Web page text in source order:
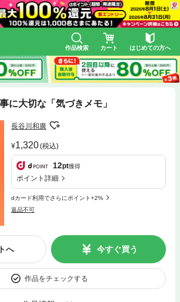
作品検索 カート はじめての方へ
に大切な「気づきメモ」
長谷川和廣
1,320(税込)
12pt獲得
ポイント詳細
dカード利用でさらにポイント+2%
返品不可
へ 今すぐ買う
作品をチェックする